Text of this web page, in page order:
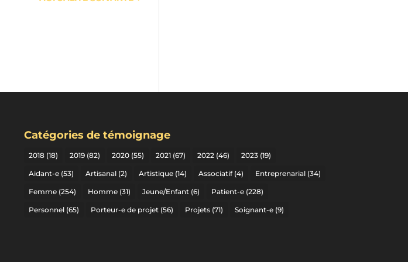
Catégories de témoignage
2018 (18) 2019 (82) 2020 (55) 2021 (67) 2022 (46) 2023 (19)
Aidant-e (53) Artisanal (2) Artistique (14) Associatif(4) Entreprenarial (34)
Femme (254) Homme (31) Jeune/Enfant (6) Patient-e (228)
Personnel (65) Porteur-e de projet (56) Projets (71) Soignant-e (9)